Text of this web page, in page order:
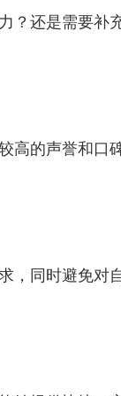
？还是需要补
高的声誉和口
，同时避免对